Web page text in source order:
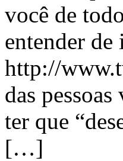
você de
entender de
http://
das
ter que
[…]